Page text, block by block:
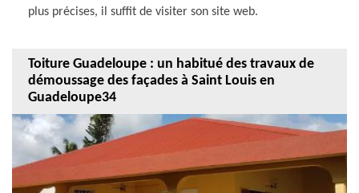
plus précises, il suffit de visiter son site web.
Toiture Guadeloupe : un habitué des travaux de
démoussage des façades à Saint Louis en
Guadeloupe34